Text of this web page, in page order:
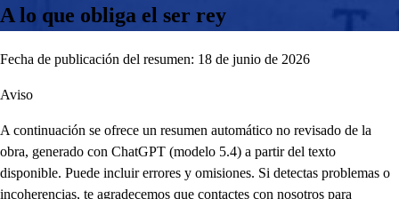
A lo que obliga el ser rey
Fecha de publicación del resumen: 18 de junio de 2026
Aviso
A continuación se ofrece un resumen automático no revisado de la
obra, generado con ChatGPT (modelo 5.4) a partir del texto
disponible. Puede incluir errores y omisiones. Si detectas problemas o
incoherencias, te agradecemos que contactes con nosotros para